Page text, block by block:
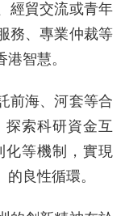
經貿交流或青年
務、專業仲裁等
智慧。
前海、河套等合
探索科研資金互
化等機制，實現
良性循環。